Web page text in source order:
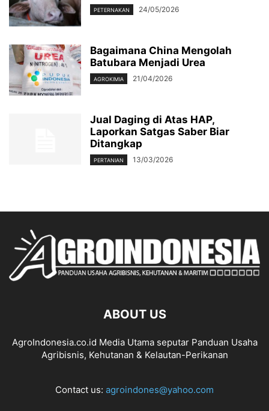
PETERNAKAN 24/05/2026
Bagaimana China Mengolah
Batubara Menjadi Urea
AGROKIMIA 21/04/2026
Jual Daging di Atas HAP,
Laporkan Satgas Saber Biar
Ditangkap
PERTANIAN 13/03/2026
ABOUT US
AgroIndonesia.co.id Media Utama seputar Panduan Usaha
Agribisnis, Kehutanan & Kelautan-Perikanan
Contact us: agroindones@yahoo.com